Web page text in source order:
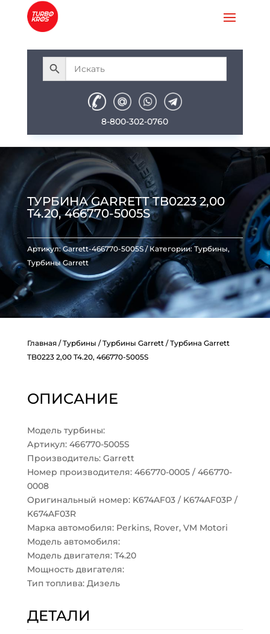
8-800-302-0760
ТУРБИНА GARRETT TB0223 2,00
T4.20, 466770-5005S
Артикул:Garrett-466770-5005S Категории: Турбины,
Турбины Garrett
Главная/Турбины /Турбины Garrett/ Турбина Garrett
TB0223 2,00 T4.20, 466770-5005S
ОПИСАНИЕ
Модель турбины:
Артикул: 466770-5005S
Производитель: Garrett
Номер производителя: 466770-0005 / 466770-
0008
Оригинальный номер: K674AF03 / K674AF03P /
K674AF03R
Марка автомобиля: Perkins, Rover, VM Motori
Модель автомобиля:
Модель двигателя: T4.20
Мощность двигателя:
Тип топлива: Дизель
ДЕТАЛИ